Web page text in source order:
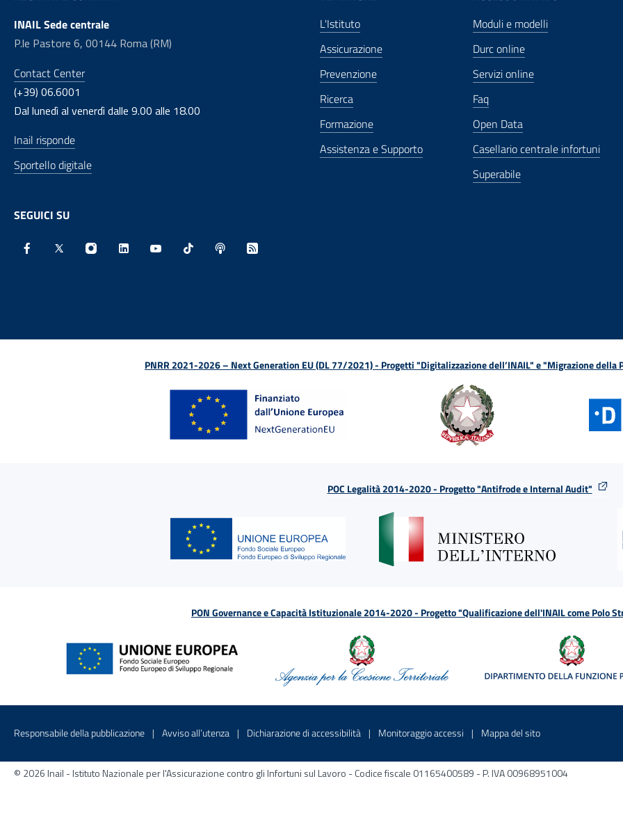
INAIL Sede centrale
P.le Pastore 6, 00144 Roma (RM)
Contact Center
(+39) 06.6001
Dal lunedì al venerdì dalle 9.00 alle 18.00
Inail risponde
Sportello digitale
SEGUICI SU
L'Istituto
Assicurazione
Prevenzione
Ricerca
Formazione
Assistenza e Supporto
Moduli e modelli
Durc online
Servizi online
Faq
Open Data
Casellario centrale infortuni
Superabile
PNRR 2021-2026 – Next Generation EU (DL 77/2021) - Progetti "Digitalizzazione dell’INAIL" e "Migrazione della
POC Legalità 2014-2020 - Progetto "Antifrode e Internal Audit"
PON Governance e Capacità Istituzionale 2014-2020 - Progetto "Qualificazione dell'INAIL come Polo
Menu di servizio
Responsabile della pubblicazione Sito interno - Apre in una nuova finestra
Avviso all’utenza Sito interno - Apre in una nuova finestra
Dichiarazione di accessibilità Sito interno - Apre in una nuova finestra
Monitoraggio accessi Sito interno - Apre in una nuova
Mappa del sitoSito interno - Apre
© 2026 Inail - Istituto Nazionale per l'Assicurazione contro gli Infortuni sul Lavoro - Codice fiscale 01165400589 - P. IVA 00968951004